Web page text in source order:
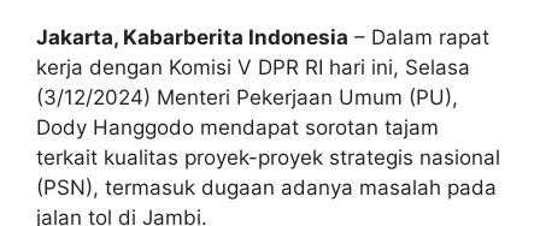
Jakarta, Kabarberita Indonesia – Dalam rapat
kerja dengan Komisi V DPR RI hari ini, Selasa
(3/12/2024) Menteri Pekerjaan Umum (PU),
Dody Hanggodo mendapat sorotan tajam
terkait kualitas proyek-proyek strategis nasional
(PSN), termasuk dugaan adanya masalah pada
jalan tol di Jambi.